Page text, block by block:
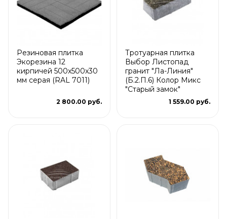
Резиновая плитка
Экорезина 12
кирпичей 500x500x30
мм серая (RAL 7011)
2 800.00 руб.
Тротуарная плитка
Выбор Листопад
гранит "Ла-Линия"
(Б.2.П.6) Колор Микс
"Старый замок"
1 559.00 руб.